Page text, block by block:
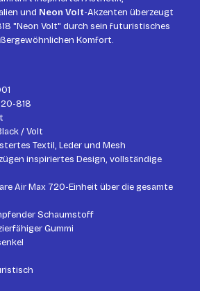
und Neon Volt-Akzenten überzeugt
"Neon Volt" durch sein futuristisches
Komfort.
818
/ Volt
Textil, Leder und Mesh
inspiriertes Design, vollständige
Air Max 720-Einheit über die gesamte
Schaumstoff
Gummi